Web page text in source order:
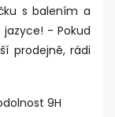
s balením a
- Pokud
prodejně, rádi
9H